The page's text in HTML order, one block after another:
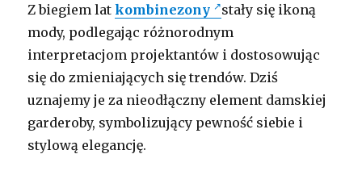
Z biegiem latkombinezony
stały się ikoną
mody, podlegając różnorodnym
interpretacjom projektantów i dostosowując
się do zmieniających się trendów. Dziś
uznajemy je za nieodłączny element damskiej
garderoby, symbolizujący pewność siebie i
stylową elegancję.